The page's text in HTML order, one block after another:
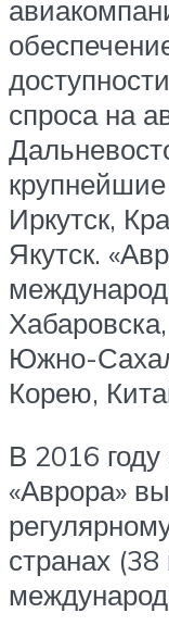
спроса на
Иркутск,
Якутск.
Южно-
Корею,
В 2016
«Аврора»
странах